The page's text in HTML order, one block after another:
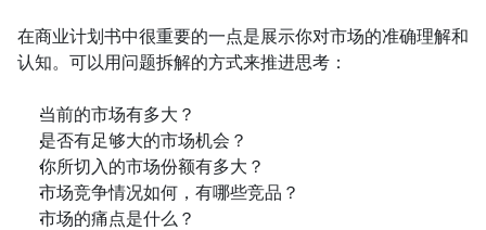
在商业计划书中很重要的一点是展示你对市场的准确理解和
认知。可以用问题拆解的方式来推进思考：
当前的市场有多大？
是否有足够大的市场机会？
你所切入的市场份额有多大？
市场竞争情况如何，有哪些竞品？
市场的痛点是什么？